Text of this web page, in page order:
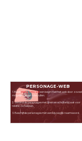
PERSONAGE-WEB
1. Maakmet potlood een begin met het web door zoveel
mogelijk namen in te vullen.
2. Verbind de personages met lijnen en schrijf erbij wat voor
relatie ze hebben.
3. Beschijf de personages met een bijvoeglijk naamwoord.